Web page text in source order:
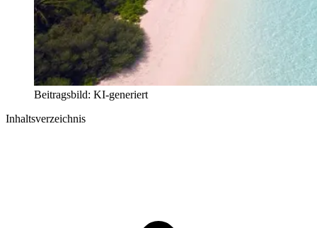
Beitragsbild: KI-generiert
Inhaltsverzeichnis